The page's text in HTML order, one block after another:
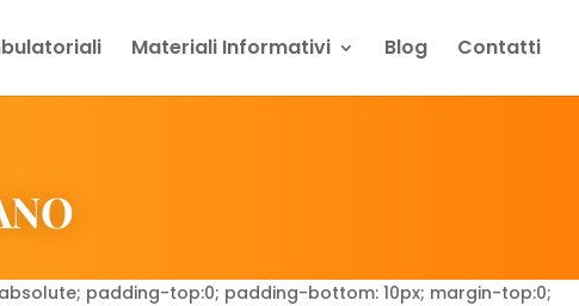
Materiali Informativi Blog Contatti
padding-top:0; padding-bottom: 10px; margin-top:0;